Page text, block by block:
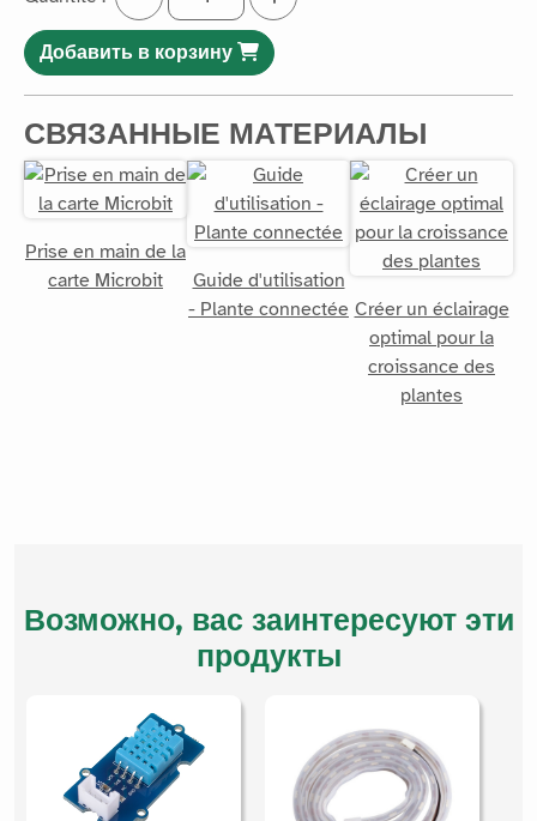
Добавить в корзину
СВЯЗАННЫЕ МАТЕРИАЛЫ
Prise en main de la
carte Microbit
Guide d'utilisation
- Plante connectée Créer un éclairage
optimal pour la
croissance des
plantes
Возможно, вас заинтересуют эти
продукты